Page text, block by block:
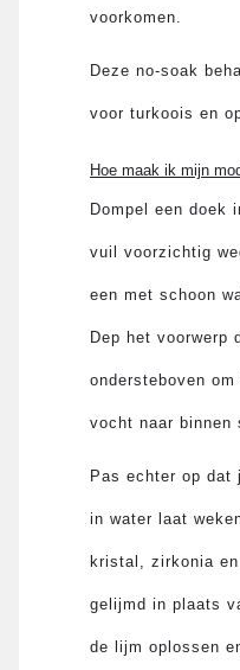
voorkomen.
Deze no-soak
voor turkoois en
Hoe maak ik mijn
Dompel een doek
vuil voorzichtig
een met schoon
Dep het voorwerp
ondersteboven
vocht naar binnen
Pas echter op dat
in water laat
kristal, zirkonia
gelijmd in plaats
de lijm oplossen